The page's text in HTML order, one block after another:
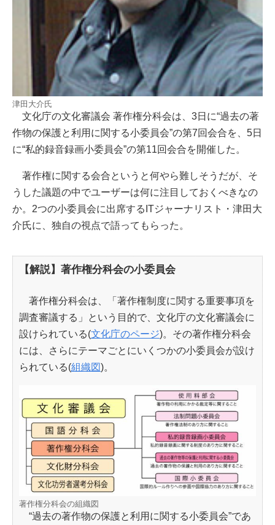
津田大介氏
文化庁の文化審議会 著作権分科会は、3日に“過去の著
作物の保護と利用に関する小委員会”の第7回会合を、5日
に“私的録音録画小委員会”の第11回会合を開催した。
著作権に関する会合というと何やら難しそうだが、そ
うした議題の中でユーザーは何に注目しておくべきなの
か。2つの小委員会に出席するITジャーナリスト・津田大
介氏に、独自の視点で語ってもらった。
【解説】著作権分科会の小委員会
著作権分科会は、「著作権制度に関する重要事項を
調査審議する」という目的で、文化庁の文化審議会に
設けられている(文化庁のページ)。その著作権分科会
には、さらにテーマごとにいくつかの小委員会が設け
られている(組織図)。
著作権分科会の組織図
“過去の著作物の保護と利用に関する小委員会”であ